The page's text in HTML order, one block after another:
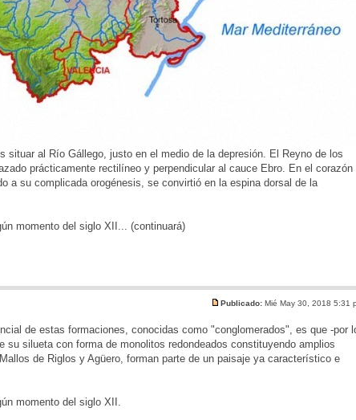
situar al Río Gállego, justo en el medio de la depresión. El Reyno de los
prácticamente rectilíneo y perpendicular al cauce Ebro. En el corazón
a su complicada orogénesis, se convirtió en la espina dorsal de la
momento del siglo XII... (continuará)
Publicado: Mié May 30, 2018 5:31
de estas formaciones, conocidas como "conglomerados", es que -por
silueta con forma de monolitos redondeados constituyendo amplios
de Riglos y Agüero, forman parte de un paisaje ya característico e
momento del siglo XII.